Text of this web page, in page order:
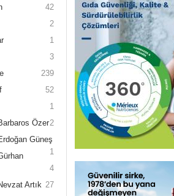
42
2
1
3
239
52
1
Özer2
Güneş
1
4
Artık 27